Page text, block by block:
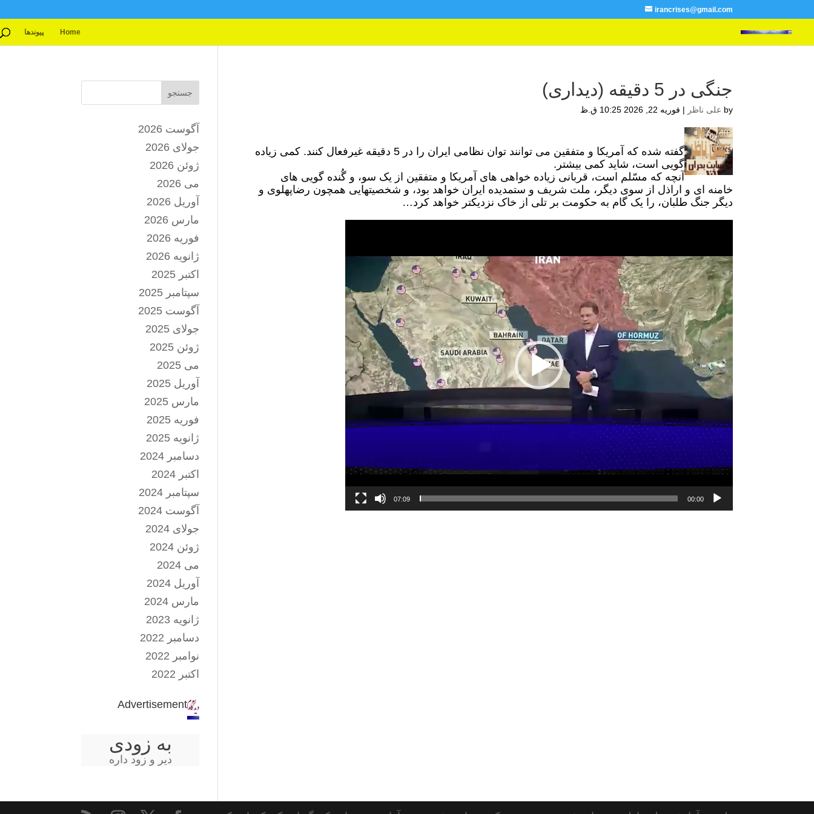
irancrises@gmail.com
Home پیوندها
جنگی در 5 دقیقه (دیداری)
by علی ناظر | فوریه 22, 2026 10:25 ق.ظ
گفته شده که آمریکا و متفقین می توانند توان نظامی ایران را در 5 دقیقه غیرفعال کنند. کمی زیاده
گویی است، شاید کمی بیشتر.
آنچه که مسّلم است، قربانی زیاده خواهی های آمریکا و متفقین از یک سو، و گُنده گویی های
خامنه ای و اراذل از سوی دیگر، ملت شریف و ستمدیده ایران خواهد بود، و شخصیتهایی همچون رضاپهلوی و
دیگر جنگ طلبان، را یک گام به حکومت بر تلی از خاک نزدیکتر خواهد کرد…
00:00
07:09
جستجو
آگوست 2026
جولای 2026
ژوئن 2026
می 2026
آوریل 2026
مارس 2026
فوریه 2026
ژانویه 2026
اکتبر 2025
سپتامبر 2025
آگوست 2025
جولای 2025
ژوئن 2025
می 2025
آوریل 2025
مارس 2025
فوریه 2025
ژانویه 2025
دسامبر 2024
اکتبر 2024
سپتامبر 2024
آگوست 2024
جولای 2024
ژوئن 2024
می 2024
آوریل 2024
مارس 2024
ژانویه 2023
دسامبر 2022
نوامبر 2022
اکتبر 2022
Advertisement
به زودی
دیر و زود داره